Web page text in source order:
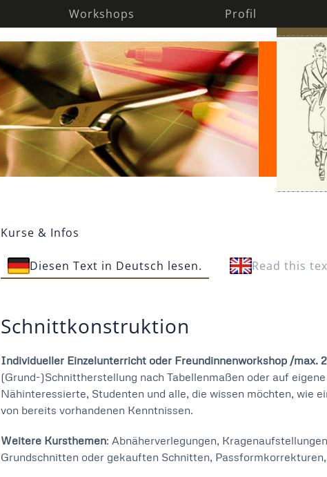
Workshops Profil
Kurse & Infos
Diesen Text in Deutsch lesen. Read this
Schnittkonstruktion
Individueller Einzelunterricht oder Freundinnenworkshop /max.
(Grund-)Schnittherstellung nach Tabellenmaßen oder auf
Nähinteressierte, Studenten und alle, die wissen möchten, wie
von bereits vorhandenen Kenntnissen.
Weitere Kursthemen: Abnäherverlegungen,
Grundschnitten oder gekauften Schnitten,